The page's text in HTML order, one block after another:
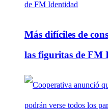
Más difíciles de
las figuritas de FM